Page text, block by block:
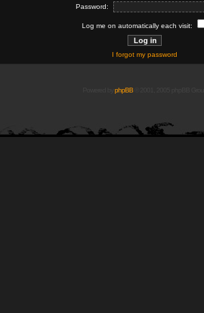
Password:
Log me on automatically each visit:
I forgot my password
phpBB© 2001, 2005 phpBB Group